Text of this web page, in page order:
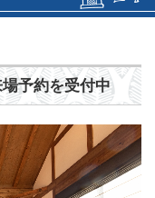
予約を受付中